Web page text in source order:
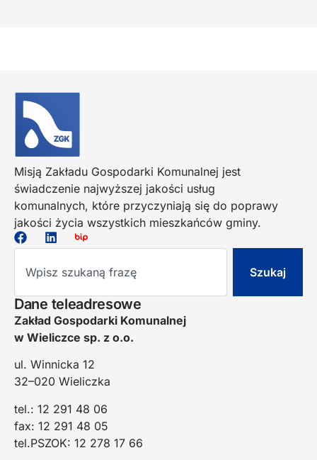
Misją Zakładu Gospodarki Komunalnej jest
świadczenie najwyższej jakości usług
komunalnych, które przyczyniają się do poprawy
jakości życia wszystkich mieszkańców gminy.
Szukaj
Dane teleadresowe
Zakład Gospodarki Komunalnej
w Wieliczce sp. z o.o.
ul. Winnicka 12
32–020 Wieliczka
tel.: 12 291 48 06
fax: 12 291 48 05
tel.PSZOK: 12 278 17 66